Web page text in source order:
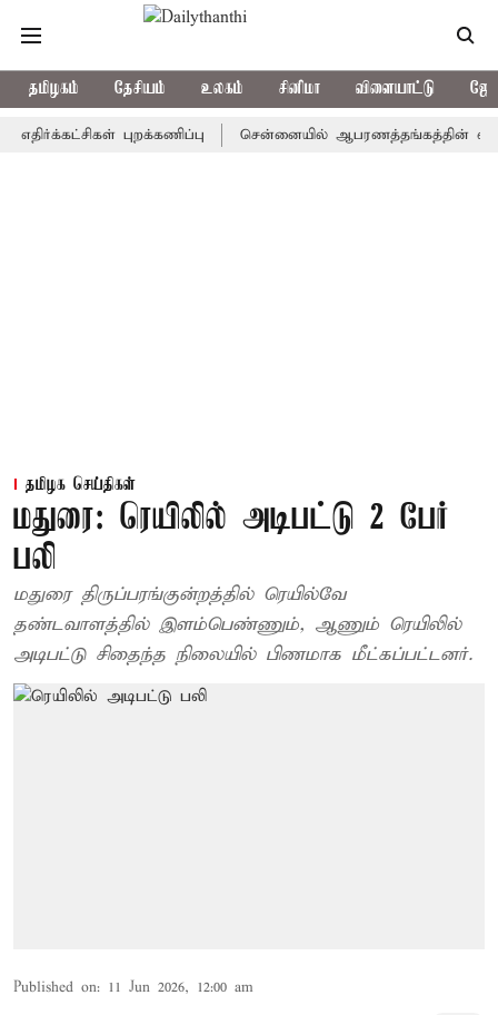
தமிழகம் தேசியம் உலகம் சினிமா விளையாட்டு
புறக்கணிப்பு சென்னையில் ஆபரணத்தங்கத்தின் விலை
தமிழக செய்திகள்
மதுரை: ரெயிலில் அடிபட்டு 2 பேர்
பலி
மதுரை திருப்பரங்குன்றத்தில் ரெயில்வே
தண்டவாளத்தில் இளம்பெண்ணும், ஆணும் ரெயிலில்
அடிபட்டு சிதைந்த நிலையில் பிணமாக மீட்கப்பட்டனர்.
Published on: 11 Jun 2026, 12:00 am